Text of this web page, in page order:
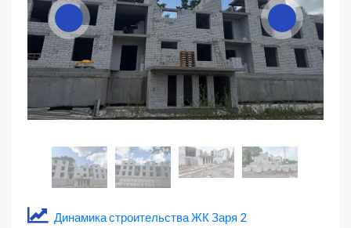
Динамика строительства ЖК Заря 2